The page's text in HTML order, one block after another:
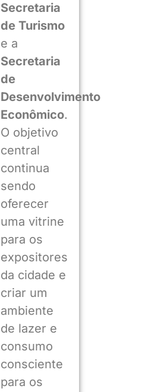
Secretaria
de Turismo
e a
Secretaria
de
Desenvolvimento
Econômico.
O objetivo
central
continua
sendo
oferecer
uma vitrine
para os
expositores
da cidade e
criar um
ambiente
de lazer e
consumo
consciente
para os